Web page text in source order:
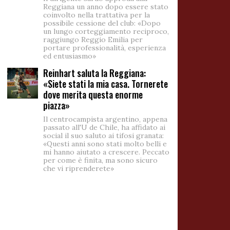
Reggiana un anno dopo essere stato
coinvolto nella trattativa per la
possibile cessione del club: «Dopo
un lungo corteggiamento reciproco,
raggiungo Reggio Emilia per
portare professionalità, esperienza
ed entusiasmo»
Reinhart saluta la Reggiana:
«Siete stati la mia casa. Tornerete
dove merita questa enorme
piazza»
Il centrocampista argentino, appena
passato all'U de Chile, ha affidato ai
social il suo saluto ai tifosi granata:
«Questi anni sono stati molto belli e
mi hanno aiutato a crescere. Peccato
per come è finita, ma sono sicuro
che vi riprenderete»